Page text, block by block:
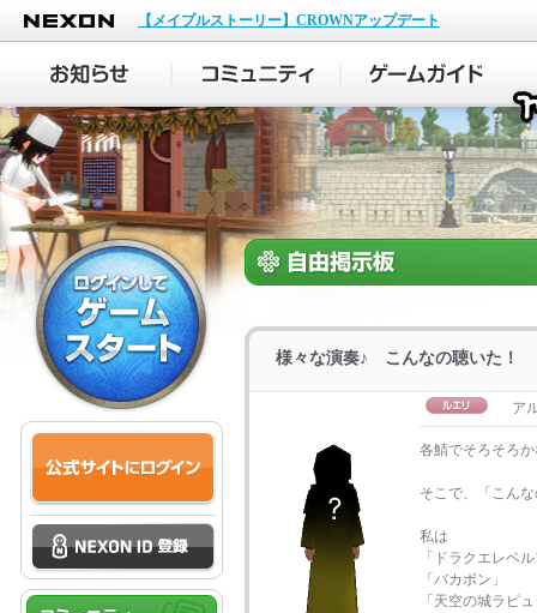
NEXON
【メイプルストーリー】CROWNアップデート
様々な演奏♪ こんなの聴いた！
ア
各鯖でそろそろ
そこで、「こん
私は
「ドラクエレベ
「バカボン」
「天空の城ラピ